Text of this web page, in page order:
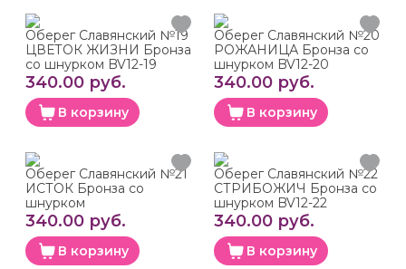
Оберег Славянский №19
ЦВЕТОК ЖИЗНИ Бронза
со шнурком BV12-19
340.00 руб.
В корзину
Оберег Славянский №20
РОЖАНИЦА Бронза со
шнурком BV12-20
340.00 руб.
В корзину
Оберег Славянский №21
ИСТОК Бронза со
шнурком
340.00 руб.
В корзину
Оберег Славянский №22
СТРИБОЖИЧ Бронза со
шнурком BV12-22
340.00 руб.
В корзину